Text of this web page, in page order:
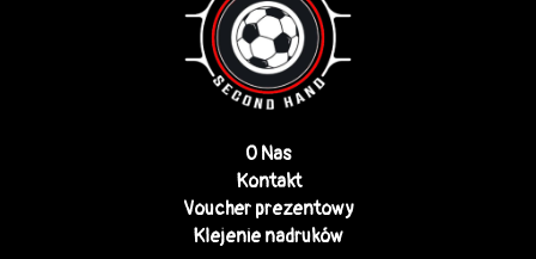
O Nas
Kontakt
Voucher prezentowy
Klejenie nadruków